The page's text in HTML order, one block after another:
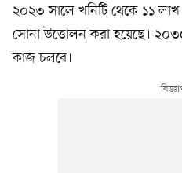
২০২৩ সালে খনিটি থেকে ১১
সোনা উত্তোলন করা হয়েছে।
কাজ চলবে।